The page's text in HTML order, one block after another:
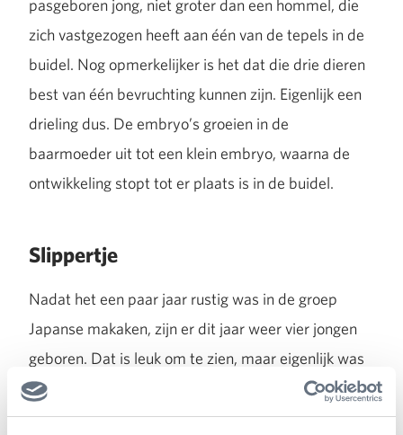
pasgeboren jong, niet groter dan een hommel, die
zich vastgezogen heeft aan één van de tepels in de
buidel. Nog opmerkelijker is het dat die drie dieren
best van één bevruchting kunnen zijn. Eigenlijk een
drieling dus. De embryo’s groeien in de
baarmoeder uit tot een klein embryo, waarna de
ontwikkeling stopt tot er plaats is in de buidel.
Slippertje
Nadat het een paar jaar rustig was in de groep
Japanse makaken, zijn er dit jaar weer vier jongen
geboren. Dat is leuk om te zien, maar eigenlijk was
het niet de bedoeling. Omdat de mannetjes nog
jong waren hadden we een paar jaar geen extra